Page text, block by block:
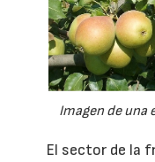
Imagen de una
El sector de la